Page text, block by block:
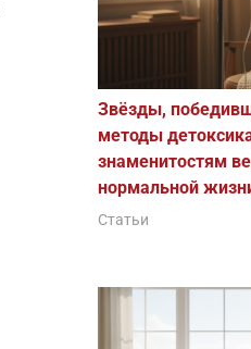
Звёзды,
методы
знаменитостям
нормальной
Статьи